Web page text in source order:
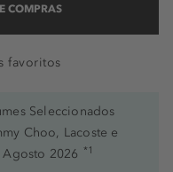
COMPRAS
favoritos
Seleccionados
Choo, Lacoste e
2026 *1